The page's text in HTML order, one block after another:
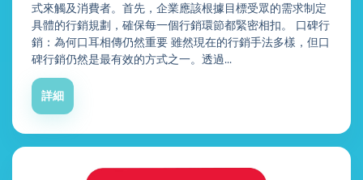
式來觸及消費者。首先，企業應該根據目標受眾的需求制定
具體的行銷規劃，確保每一個行銷環節都緊密相扣。 口碑行
銷：為何口耳相傳仍然重要 雖然現在的行銷手法多樣，但口
碑行銷仍然是最有效的方式之一。透過...
詳細